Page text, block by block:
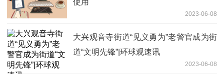
使用
2023-06-08
大兴观音寺街道“见义勇为”老警官成为街
道“文明先锋”|环球观速讯
2023-06-08